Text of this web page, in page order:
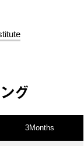
グ
3Months